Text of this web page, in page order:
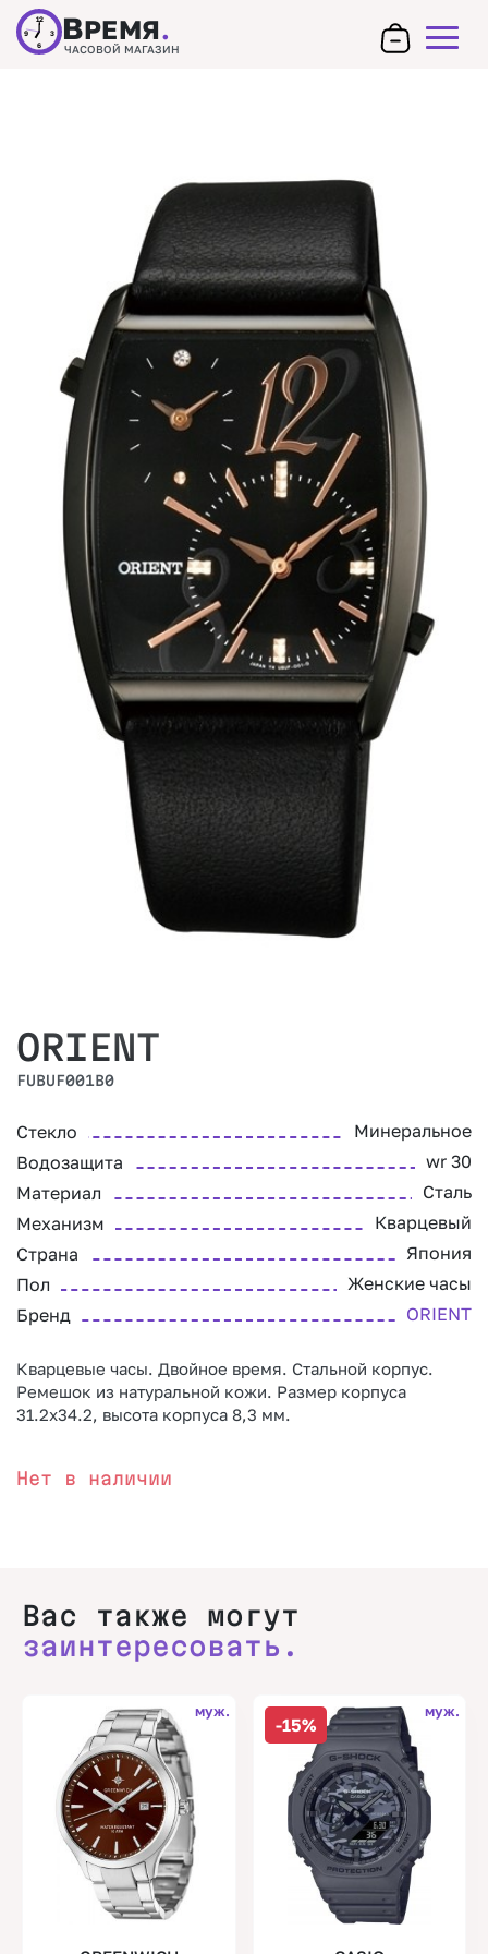
12
3
6
9 ВРЕМЯ.
ЧАСОВОЙ МАГАЗИН
ORIENT
FUBUF001B0
Стекло
Минеральное
Водозащита
wr 30
Материал
Сталь
Механизм
Кварцевый
Страна
Япония
Пол
Женские часы
Бренд
ORIENT
Кварцевые часы. Двойное время. Стальной корпус.
Ремешок из натуральной кожи. Размер корпуса
31.2х34.2, высота корпуса 8,3 мм.
Нет в наличии
Вас также могут
заинтересовать.
муж.
-15%
муж.